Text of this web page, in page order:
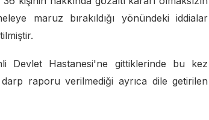
maruz bırakıldığı yönündeki iddialar
Devlet Hastanesi'ne gittiklerinde bu kez
raporu verilmediği ayrıca dile getirilen